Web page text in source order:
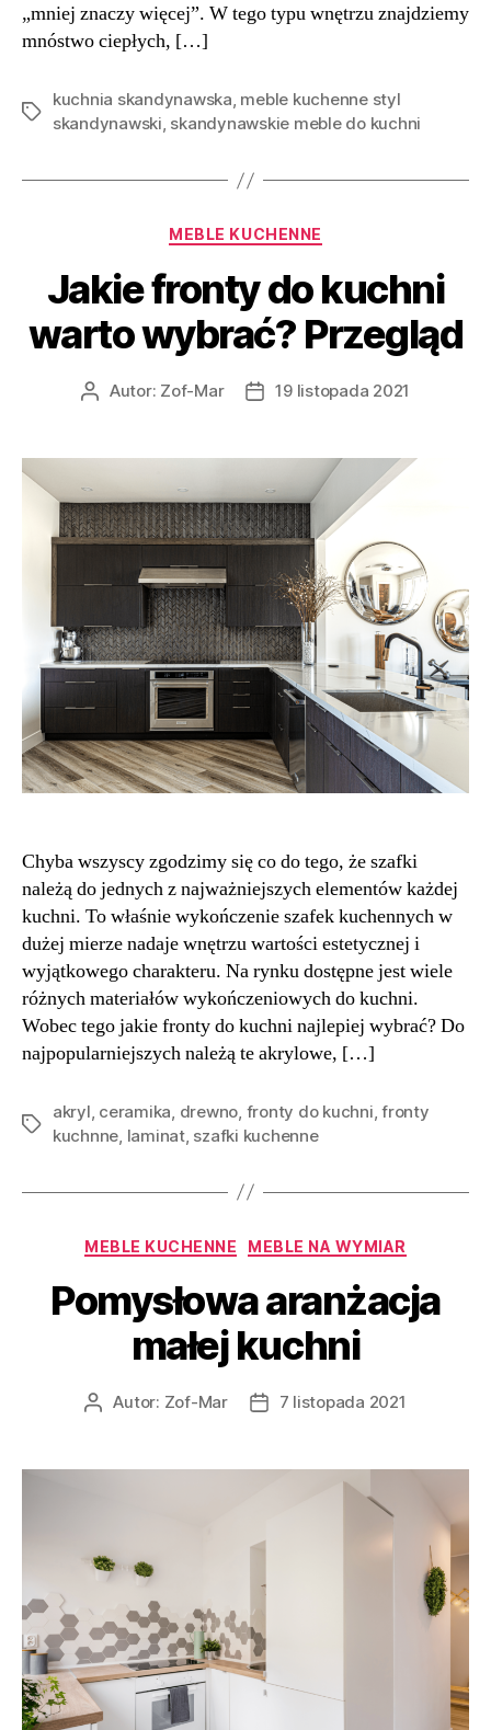
„mniej znaczy więcej”. W tego typu wnętrzu znajdziemy
mnóstwo ciepłych, […]
Tagi
kuchnia skandynawska, meble kuchenne styl
skandynawski, skandynawskie meble do kuchni
Kategorie
MEBLE KUCHENNE
Jakie fronty do kuchni
warto wybrać? Przegląd
AutorAutor: Zof-Mar
Data19 listopada 2021
Chyba wszyscy zgodzimy się co do tego, że szafki
należą do jednych z najważniejszych elementów każdej
kuchni. To właśnie wykończenie szafek kuchennych w
dużej mierze nadaje wnętrzu wartości estetycznej i
wyjątkowego charakteru. Na rynku dostępne jest wiele
różnych materiałów wykończeniowych do kuchni.
Wobec tego jakie fronty do kuchni najlepiej wybrać? Do
najpopularniejszych należą te akrylowe, […]
Tagi
akryl ceramika drewno fronty do kuchni ,fronty
kuchnne laminat, szafki kuchenne
Kategorie
MEBLE KUCHENNE MEBLE NA WYMIAR
Pomysłowa aranżacja
małej kuchni
AutorAutor: Zof-Mar
Data7 listopada 2021